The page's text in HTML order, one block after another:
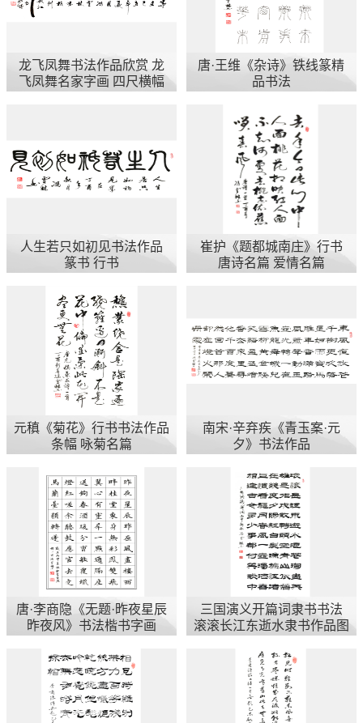
龙飞凤舞书法作品欣赏 龙
飞凤舞名家字画 四尺横幅
唐·王维《杂诗》铁线篆精
品书法
人生若只如初见书法作品
篆书 行书
崔护《题都城南庄》行书
唐诗名篇 爱情名篇
元稹《菊花》行书书法作品
条幅 咏菊名篇
南宋·辛弃疾《青玉案·元
夕》书法作品
唐·李商隐《无题·昨夜星辰
昨夜风》书法楷书字画
三国演义开篇词隶书书法
滚滚长江东逝水隶书作品图
赏